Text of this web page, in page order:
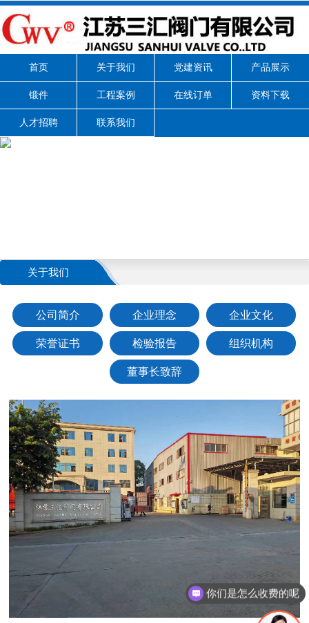
首页 关于我们 党建资讯 产品展示
锻件 工程案例 在线订单 资料下载
人才招聘 联系我们
关于我们
公司简介 企业理念 企业文化
荣誉证书 检验报告 组织机构
董事长致辞
你们是怎么收费的呢
现在有优惠活动吗